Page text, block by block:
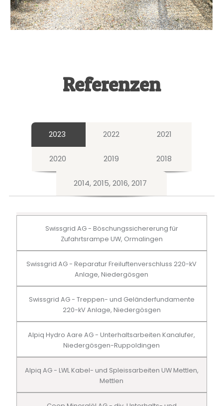
Referenzen
2023 2022 2021
2020 2019 2018
2014, 2015, 2016, 2017
Swissgrid AG - Böschungssichererung für
Zufahrtsrampe UW, Ormalingen
Swissgrid AG - Reparatur Freiluftenverschluss 220-kV
Anlage, Niedergösgen
Swissgrid AG - Treppen- und Geländerfundamente
220-kV Anlage, Niedergösgen
Alpiq Hydro Aare AG - Unterhaltsarbeiten Kanalufer,
Niedergösgen-Ruppoldingen
Alpiq AG - LWL Kabel- und Spleissarbeiten UW Mettlen,
Mettlen